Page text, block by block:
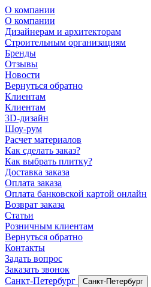
О компании
О компании
Дизайнерам и архитекторам
Строительным организациям
Бренды
Отзывы
Новости
Вернуться обратно
Клиентам
Клиентам
3D-дизайн
Шоу-рум
Расчет материалов
Как сделать заказ?
Как выбрать плитку?
Доставка заказа
Оплата заказа
Оплата банковской картой онлайн
Возврат заказа
Статьи
Розничным клиентам
Вернуться обратно
Контакты
Задать вопрос
Заказать звонок
Санкт-Петербург
Санкт-Петербург